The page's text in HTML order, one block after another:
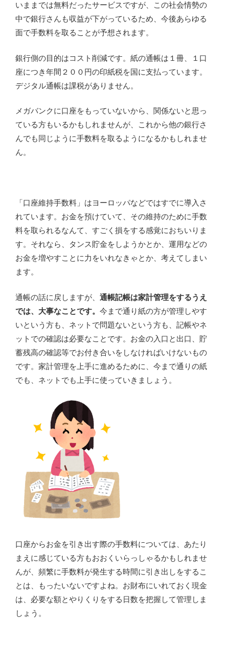
いままでは無料だったサービスですが、この社会情勢の
中で銀行さんも収益が下がっているため、今後あらゆる
面で手数料を取ることが予想されます。
銀行側の目的はコスト削減です。紙の通帳は１冊、１口
座につき年間２００円の印紙税を国に支払っています。
デジタル通帳は課税がありません。
メガバンクに口座をもっていないから、関係ないと思っ
ている方もいるかもしれませんが、これから他の銀行さ
んでも同じように手数料を取るようになるかもしれませ
ん。
「口座維持手数料」はヨーロッパなどではすでに導入さ
れています。お金を預けていて、その維持のために手数
料を取られるなんて、すごく損をする感覚におちいりま
す。それなら、タンス貯金をしようかとか、運用などの
お金を増やすことに力をいれなきゃとか、考えてしまい
ます。
通帳の話に戻しますが、 通帳記帳は家計管理をするうえ
では、大事なことです。 今まで通り紙の方が管理しやす
いという方も、ネットで問題ないという方も、記帳やネ
ットでの確認は必要なことです。お金の入口と出口、貯
蓄残高の確認等でお付き合いをしなければいけないもの
です。家計管理を上手に進めるために、今まで通りの紙
でも、ネットでも上手に使っていきましょう。
口座からお金を引き出す際の手数料については、あたり
まえに感じている方もおおくいらっしゃるかもしれませ
んが、頻繁に手数料が発生する時間に引き出しをするこ
とは、もったいないですよね。お財布にいれておく現金
は、必要な額とやりくりをする日数を把握して管理しま
しょう。